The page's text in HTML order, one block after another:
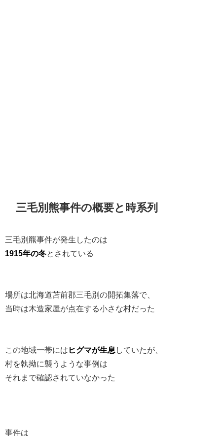
三毛別熊事件の概要と時系列
三毛別羆事件が発生したのは
1915年の冬とされている
場所は北海道苫前郡三毛別の開拓集落で、
当時は木造家屋が点在する小さな村だった
この地域一帯には ヒグマが生息 していたが、
村を執拗に襲うような事例は
それまで確認されていなかった
事件は